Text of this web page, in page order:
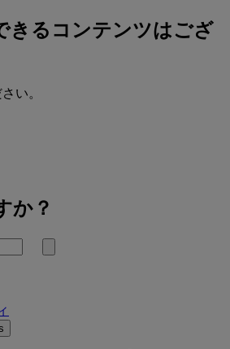
きるコンテンツはござ
い。
か？
検